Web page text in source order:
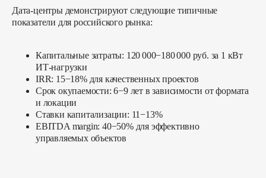
Дата-центры демонстрируют следующие типичные
показатели для российского рынка:
Капитальные затраты: 120 000−180 000 руб. за 1 кВт
ИТ-нагрузки
IRR: 15−18% для качественных проектов
Срок окупаемости: 6−9 лет в зависимости от формата
и локации
Ставки капитализации: 11−13%
EBITDA margin: 40−50% для эффективно
управляемых объектов